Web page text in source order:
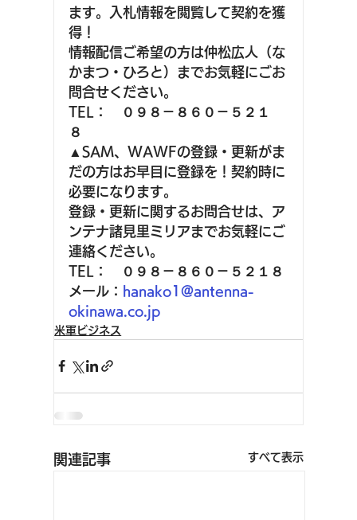
ます。入札情報を閲覧して契約を獲
得！
情報配信ご希望の方は仲松広人（な
かまつ・ひろと）までお気軽にごお
問合せください。
TEL：　０９８－８６０－５２１
８
▲SAM、WAWFの登録・更新がま
だの方はお早目に登録を！契約時に
必要になります。
登録・更新に関するお問合せは、ア
ンテナ諸見里ミリアまでお気軽にご
連絡ください。
TEL：　０９８－８６０－５２１８
メール： hanako1@antenna-
okinawa.co.jp
米軍ビジネス
関連記事 すべて表示